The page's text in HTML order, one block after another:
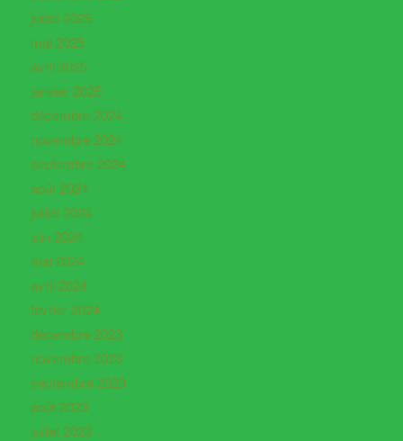
juillet 2025
mai 2025
avril 2025
janvier 2025
décembre 2024
novembre 2024
septembre 2024
août 2024
juillet 2024
juin 2024
mai 2024
avril 2024
février 2024
décembre 2023
novembre 2023
septembre 2023
août 2023
juillet 2023